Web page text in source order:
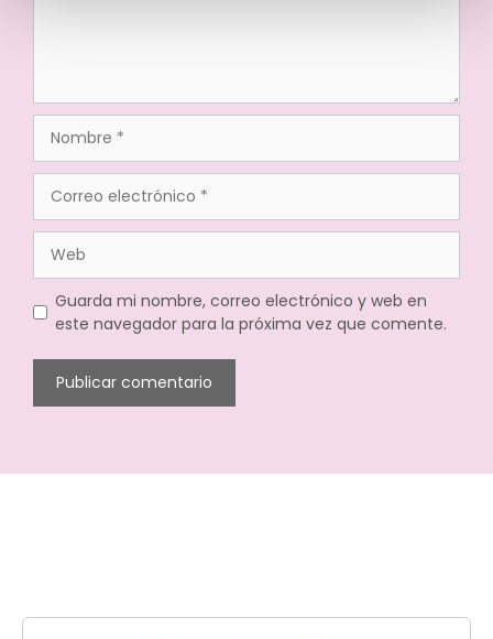
Guarda mi nombre, correo electrónico y web en
este navegador para la próxima vez que comente.